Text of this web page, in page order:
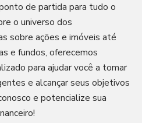
de partida para tudo o
o universo dos
sobre ações e imóveis até
e fundos, oferecemos
para ajudar você a tomar
e alcançar seus objetivos
e potencialize sua